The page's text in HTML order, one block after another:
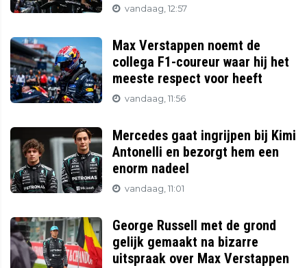
vandaag, 12:57
Max Verstappen noemt de
collega F1-coureur waar hij het
meeste respect voor heeft
vandaag, 11:56
Mercedes gaat ingrijpen bij Kimi
Antonelli en bezorgt hem een
enorm nadeel
vandaag, 11:01
George Russell met de grond
gelijk gemaakt na bizarre
uitspraak over Max Verstappen